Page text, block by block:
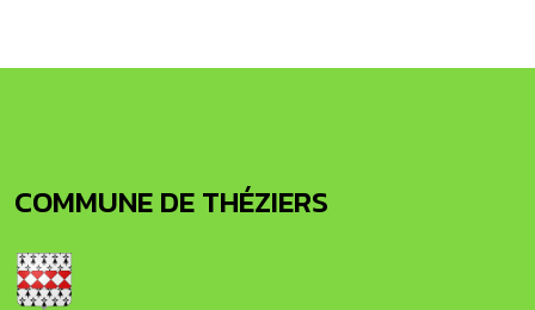
COMMUNE DE THÉZIERS